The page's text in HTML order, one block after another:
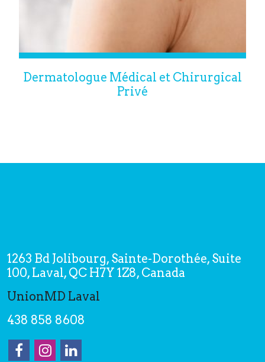
Dermatologue Médical et Chirurgical
Privé
1263 Bd Jolibourg, Sainte-Dorothée, Suite
100, Laval, QC H7Y 1Z8, Canada
UnionMD Laval
438 858 8608